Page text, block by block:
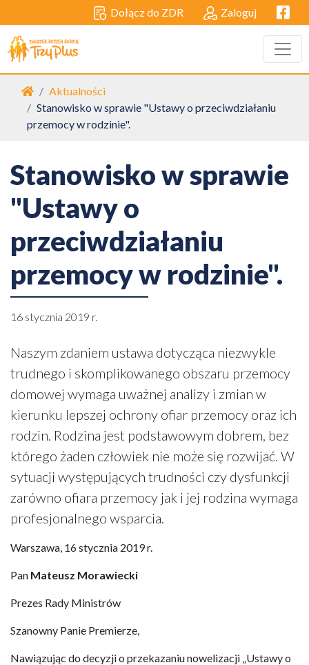
Dołącz do ZDR Zaloguj
Strona główna
Aktualności
Stanowisko w sprawie "Ustawy o przeciwdziałaniu
przemocy w rodzinie".
Stanowisko w sprawie
"Ustawy o
przeciwdziałaniu
przemocy w rodzinie".
16 stycznia 2019 r.
Naszym zdaniem ustawa dotycząca niezwykle
trudnego i skomplikowanego obszaru przemocy
domowej wymaga uważnej analizy i zmian w
kierunku lepszej ochrony ofiar przemocy oraz ich
rodzin. Rodzina jest podstawowym dobrem, bez
którego żaden człowiek nie może się rozwijać. W
sytuacji występujących trudności czy dysfunkcji
zarówno ofiara przemocy jak i jej rodzina wymaga
profesjonalnego wsparcia.
Warszawa, 16 stycznia 2019 r.
Pan Mateusz Morawiecki
Prezes Rady Ministrów
Szanowny Panie Premierze,
Nawiązując do decyzji o przekazaniu nowelizacji „Ustawy o